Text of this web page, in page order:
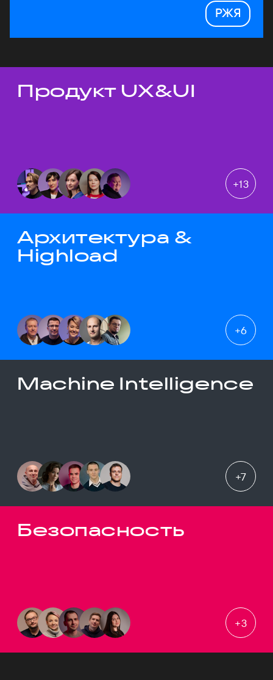
РЖЯ
Темы докладов
Продукт UX&UI
+13
Архитектура &
Highload
+6
Machine Intelligence
+7
Безопасность
+3